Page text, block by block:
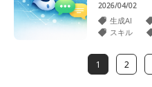
2026/04/02
生成AI
スキル
1 2